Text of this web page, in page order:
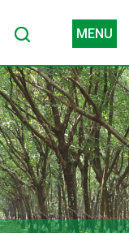
MENU